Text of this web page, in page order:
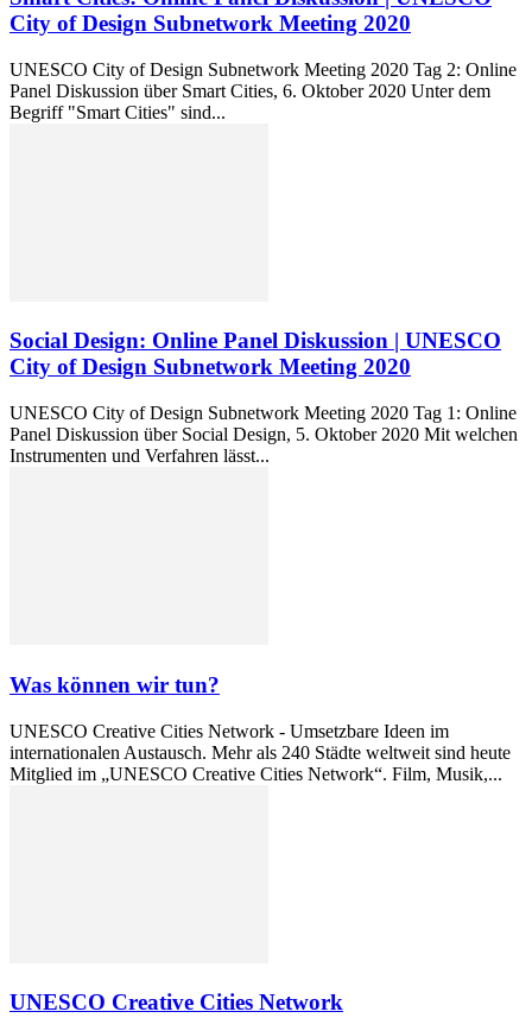
City of Design Subnetwork Meeting 2020
UNESCO City of Design Subnetwork Meeting 2020 Tag 2: Online
Panel Diskussion über Smart Cities, 6. Oktober 2020 Unter dem
Begriff "Smart Cities" sind...
Social Design: Online Panel Diskussion | UNESCO
City of Design Subnetwork Meeting 2020
UNESCO City of Design Subnetwork Meeting 2020 Tag 1: Online
Panel Diskussion über Social Design, 5. Oktober 2020 Mit welchen
Instrumenten und Verfahren lässt...
Was können wir tun?
UNESCO Creative Cities Network - Umsetzbare Ideen im
internationalen Austausch. Mehr als 240 Städte weltweit sind heute
Mitglied im „UNESCO Creative Cities Network“. Film, Musik,...
UNESCO Creative Cities Network